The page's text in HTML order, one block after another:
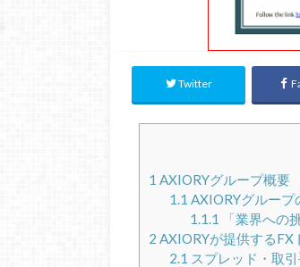
Twitter
1 AXIORYグループ概要
1.1 AXIORYグループ
1.1.1
「業界への
2 AXIORYが提供するFX
2.1 スプレッド・取